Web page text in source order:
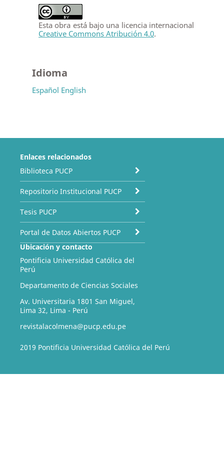
Esta obra está bajo una licencia internacional
Creative Commons Atribución 4.0.
Idioma
Español English
Enlaces relacionados
Biblioteca PUCP
Repositorio Institucional PUCP
Tesis PUCP
Portal de Datos Abiertos PUCP
Ubicación y contacto
Pontificia Universidad Católica del
Perú
Departamento de Ciencias Sociales
Av. Universitaria 1801 San Miguel,
Lima 32, Lima - Perú
revistalacolmena@pucp.edu.pe
2019 Pontificia Universidad Católica del Perú